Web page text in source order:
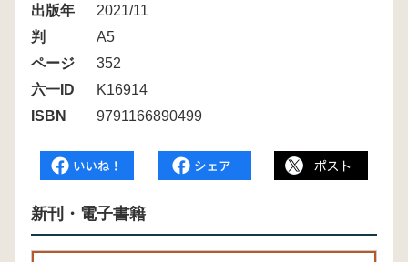
出版年
2021/11
判
A5
ページ
352
六一ID
K16914
ISBN
9791166890499
新刊・電子書籍